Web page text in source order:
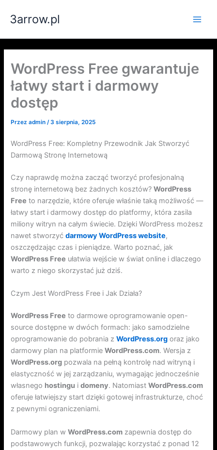
3arrow.pl
WordPress Free gwarantuje
łatwy start i darmowy
dostęp
Przezadmin /3 sierpnia, 2025
WordPress Free: Kompletny Przewodnik Jak Stworzyć
Darmową Stronę Internetową
Czy naprawdę można zacząć tworzyć profesjonalną
stronę internetową bez żadnych kosztów?WordPress
Free to narzędzie, które oferuje właśnie taką możliwość —
łatwy start i darmowy dostęp do platformy, która zasila
miliony witryn na całym świecie. Dzięki WordPress możesz
nawet stworzyćdarmowy WordPress website,
oszczędzając czas i pieniądze. Warto poznać, jak
WordPress Free ułatwia wejście w świat online i dlaczego
warto z niego skorzystać już dziś.
Czym Jest WordPress Free i Jak Działa?
WordPress Free to darmowe oprogramowanie open-
source dostępne w dwóch formach: jako samodzielne
oprogramowanie do pobrania zWordPress.org oraz jako
darmowy plan na platformieWordPress.com. Wersja z
WordPress.org pozwala na pełną kontrolę nad witryną i
elastyczność w jej zarządzaniu, wymagając jednocześnie
własnego hostingu idomeny. NatomiastWordPress.com
oferuje łatwiejszy start dzięki gotowej infrastrukturze, choć
z pewnymi ograniczeniami.
Darmowy plan wWordPress.com zapewnia dostęp do
podstawowych funkcji, pozwalając korzystać z ponad 12